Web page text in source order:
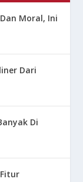
Moral, Ini
Dari
Di